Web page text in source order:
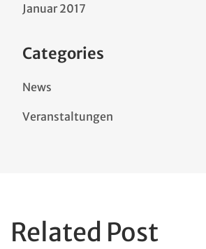
Januar 2017
Categories
News
Veranstaltungen
Related Post